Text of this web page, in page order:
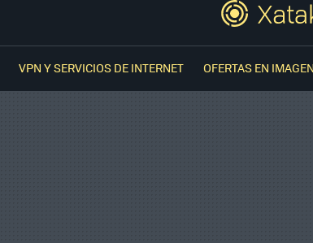
VPN Y SERVICIOS DE INTERNET OFERTAS EN